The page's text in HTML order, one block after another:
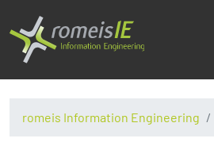
romeis Information Engineering